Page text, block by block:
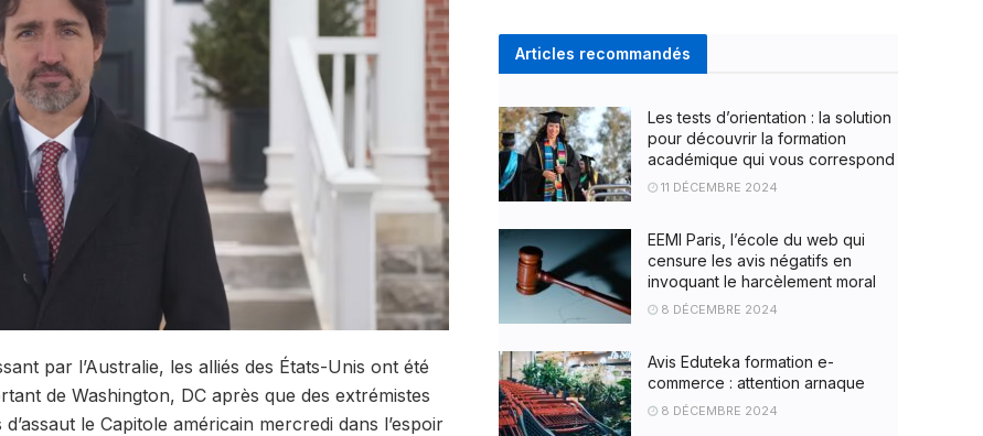
par l’Australie, les alliés des États-Unis ont été
de Washington, DC après que des extrémistes
le Capitole américain mercredi dans l’espoir
Articles recommandés
Les tests d’orientation : la solution
pour découvrir la formation
académique qui vous correspond
11 DÉCEMBRE 2024
EEMI Paris, l’école du web qui
censure les avis négatifs en
invoquant le harcèlement moral
8 DÉCEMBRE 2024
Avis Eduteka formation e-
commerce : attention arnaque
8 DÉCEMBRE 2024